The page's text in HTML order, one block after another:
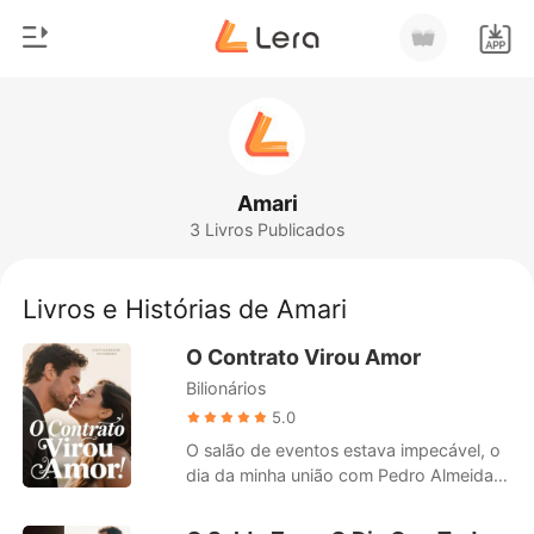
Baixar App
Lobisomem
Romance
Bilionários
Ranking
Amari
3 Livros Publicados
Livros e Histórias de Amari
O Contrato Virou Amor
Bilionários
5.0
O salão de eventos estava impecável, o
dia da minha união com Pedro Almeida,